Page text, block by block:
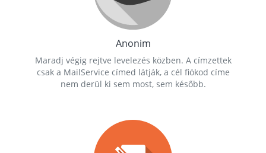
Anonim
Maradj végig rejtve levelezés közben. A címzettek
csak a MailService címed látják, a cél fiókod címe
nem derül ki sem most, sem később.